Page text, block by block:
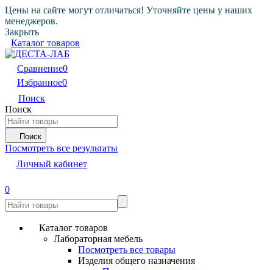
Цены на сайте могут отличаться! Уточняйте цены у наших
менеджеров.
Закрыть
Каталог товаров
Сравнение0
Избранное0
Поиск
Поиск
Поиск
Посмотреть все результаты
Личный кабинет
0
Каталог товаров
Лабораторная мебель
Посмотреть все товары
Изделия общего назначения